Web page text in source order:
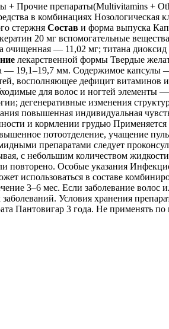
+ Прочие препараты(Multivitamins +
в комбинациях
стержня Состав и форма выпуска
кератин 20 мг вспомогательные
— 11,02 мг; титана
лекарственной формы Твердые
19,1–19,7 мм. Содержимое капсулы
восполняющее дефицит
для волос и ногтей
дегенеративные изменения
повышенная индивидуальная
и кормлении грудью
потоотделение, учащение
препаратами следует
с небольшим количеством
Особые указания
использоваться в составе
3–6 мес. Если заболевание
Условия хранения
Пантовигар 3 года. Не применять по